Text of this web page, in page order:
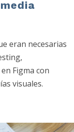
eran necesarias
Figma con
visuales.